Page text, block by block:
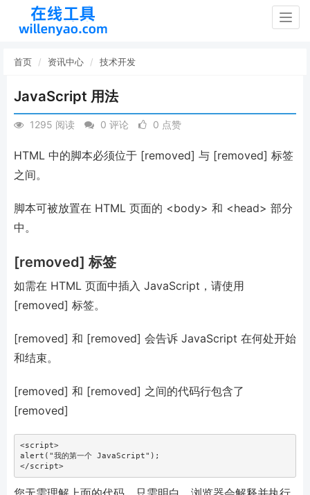
首页 资讯中心 技术开发
JavaScript 用法
1295 阅读 0 评论 0 点赞
HTML 中的脚本必须位于 [removed] 与 [removed] 标签
之间。
脚本可被放置在 HTML 页面的 <body> 和 <head> 部分
中。
[removed] 标签
如需在 HTML 页面中插入 JavaScript，请使用
[removed] 标签。
[removed] 和 [removed] 会告诉 JavaScript 在何处开始
和结束。
[removed] 和 [removed] 之间的代码行包含了
[removed]
<script
alert ( "我的第一个 JavaScript" ) ;
</script>